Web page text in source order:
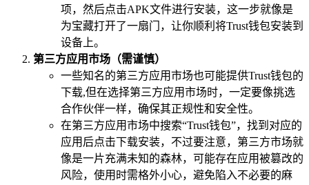
项，然后点击APK文件进行安装，这一步就像是
为宝藏打开了一扇门，让你顺利将Trust钱包安装到
设备上。
第三方应用市场（需谨慎）
一些知名的第三方应用市场也可能提供Trust钱包的
下载,但在选择第三方应用市场时，一定要像挑选
合作伙伴一样，确保其正规性和安全性。
在第三方应用市场中搜索“Trust钱包”，找到对应的
应用后点击下载安装，不过要注意，第三方市场就
像是一片充满未知的森林，可能存在应用被篡改的
风险，使用时需格外小心，避免陷入不必要的麻